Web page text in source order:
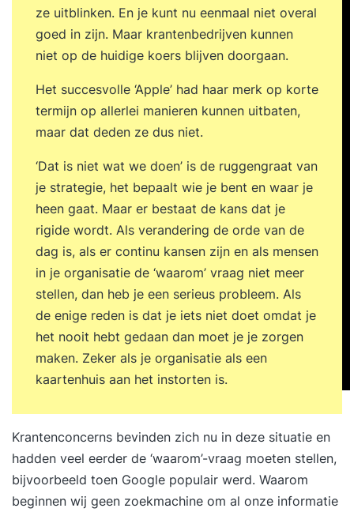
ze uitblinken. En je kunt nu eenmaal niet overal
goed in zijn. Maar krantenbedrijven kunnen
niet op de huidige koers blijven doorgaan.
Het succesvolle ‘Apple’ had haar merk op korte
termijn op allerlei manieren kunnen uitbaten,
maar dat deden ze dus niet.
‘Dat is niet wat we doen’ is de ruggengraat van
je strategie, het bepaalt wie je bent en waar je
heen gaat. Maar er bestaat de kans dat je
rigide wordt. Als verandering de orde van de
dag is, als er continu kansen zijn en als mensen
in je organisatie de ‘waarom’ vraag niet meer
stellen, dan heb je een serieus probleem. Als
de enige reden is dat je iets niet doet omdat je
het nooit hebt gedaan dan moet je je zorgen
maken. Zeker als je organisatie als een
kaartenhuis aan het instorten is.
Krantenconcerns bevinden zich nu in deze situatie en
hadden veel eerder de ‘waarom’-vraag moeten stellen,
bijvoorbeeld toen Google populair werd. Waarom
beginnen wij geen zoekmachine om al onze informatie